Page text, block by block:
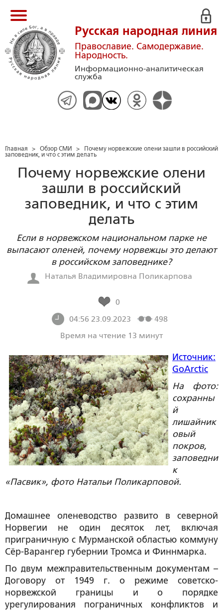
Русская народная линия
Православие. Самодержавие.
Народность.
Информационно-аналитическая
служба
Главная > Обзор СМИ >
Почему норвежские олени зашли в российский
заповедник, и что с этим делать
Почему норвежские олени
зашли в российский
заповедник, и что с этим
делать
Если в норвежском национальном парке не
выпасают оленей, почему норвежцы это делают
в российском заповеднике?
Наталья Владимировна Поликарпова
0
04:56 23.09.2023
498
Время на чтение 13 минут
Источник:
GoArctic
На фото:
сохранны
й
лишайник
овый
покров,
заповедни
к
«Пасвик», фото Натальи Поликарповой.
Домашнее оленеводство развито в северной
Норвегии не один десяток лет, включая
приграничную с Мурманской областью коммуну
Сёр-Варангер губернии Тромса и Финнмарка.
По двум межправительственным документам –
Договору от 1949 г. о режиме советско-
норвежской границы и о порядке
урегулирования пограничных конфликтов и